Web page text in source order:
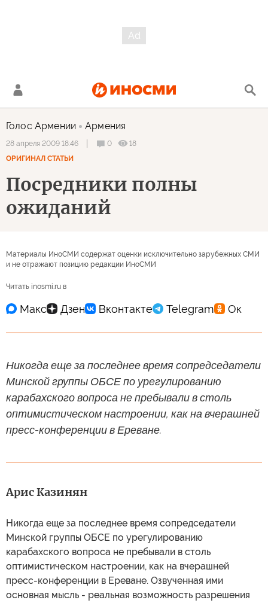
Голос Армении Армения
28 апреля 2009 18:46 0
18
ОРИГИНАЛ СТАТЬИ
Посредники полны
ожиданий
Материалы ИноСМИ содержат оценки исключительно зарубежных СМИ
и не отражают позицию редакции ИноСМИ
Читать inosmi.ru в
Никогда еще за последнее время сопредседатели
Минской группы ОБСЕ по урегулированию
карабахского вопроса не пребывали в столь
оптимистическом настроении, как на вчерашней
пресс-конференции в Ереване.
Арис Казинян
Никогда еще за последнее время сопредседатели
Минской группы ОБСЕ по урегулированию
карабахского вопроса не пребывали в столь
оптимистическом настроении, как на вчерашней
пресс-конференции в Ереване. Озвученная ими
основная мысль - реальная возможность разрешения